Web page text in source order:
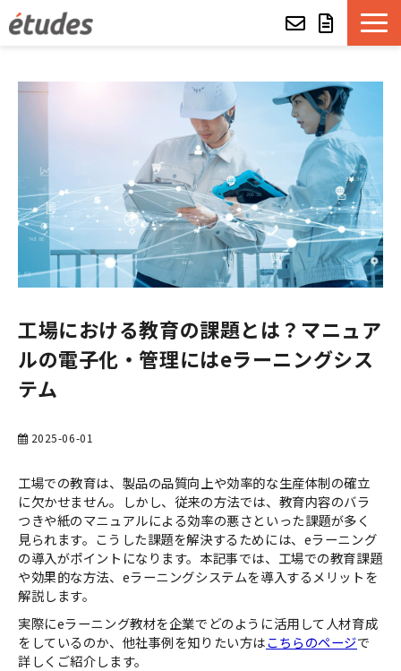
導入事例
eラーニング教材一覧
etudes Basket
alue e-craft
etudes Classroom
お役立ち資料一覧
工場における教育の課題とは？マニュア
ルの電子化・管理にはeラーニングシス
テム
2025-06-01
工場での教育は、製品の品質向上や効率的な生産体制の確立
に欠かせません。しかし、従来の方法では、教育内容のバラ
つきや紙のマニュアルによる効率の悪さといった課題が多く
見られます。こうした課題を解決するためには、eラーニング
の導入がポイントになります。本記事では、工場での教育課題
や効果的な方法、eラーニングシステムを導入するメリットを
解説します。
実際にeラーニング教材を企業でどのように活用して人材育成
をしているのか、他社事例を知りたい方はこちらのページで
詳しくご紹介します。